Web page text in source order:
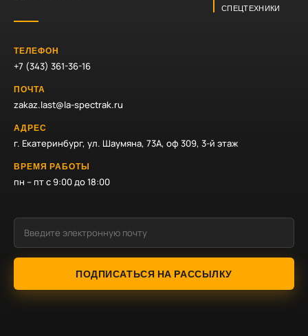
СПЕЦТЕХНИКИ
ТЕЛЕФОН
+7 (343) 361-36-16
ПОЧТА
zakaz.last@la-spectrak.ru
АДРЕС
г. Екатеринбург, ул. Шаумяна, 73А, оф 309, 3-й этаж
ВРЕМЯ РАБОТЫ
пн – пт с 9:00 до 18:00
ПОДПИСАТЬСЯ НА РАССЫЛКУ